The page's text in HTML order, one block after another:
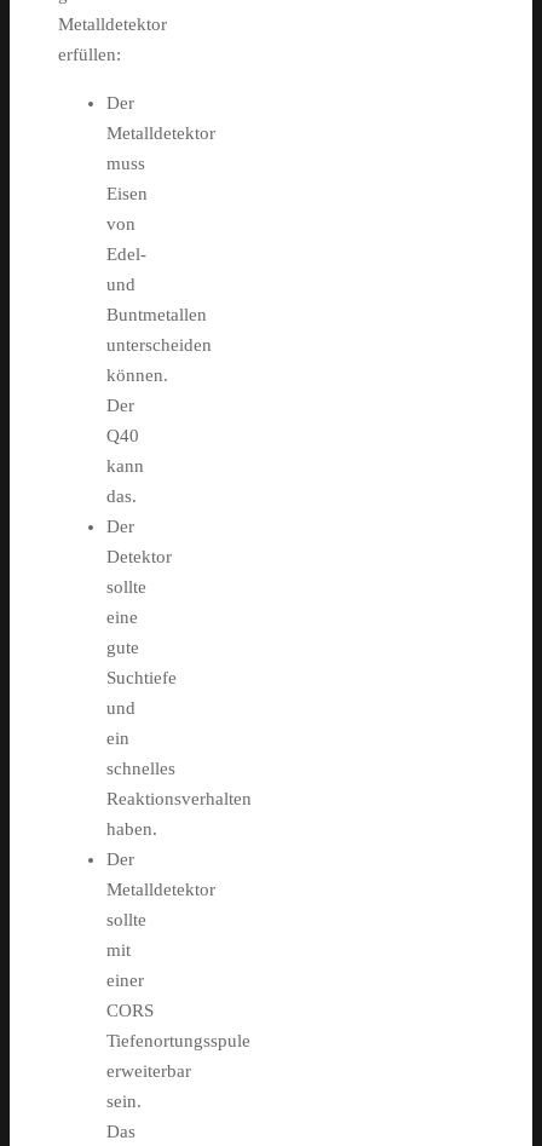
Metalldetektor
erfüllen:
Der
Metalldetektor
muss
Eisen
von
Edel-
und
Buntmetallen
unterscheiden
können.
Der
Q40
kann
das.
Der
Detektor
sollte
eine
gute
Suchtiefe
und
ein
schnelles
Reaktionsverhalten
haben.
Der
Metalldetektor
sollte
mit
einer
CORS
Tiefenortungsspule
erweiterbar
sein.
Das